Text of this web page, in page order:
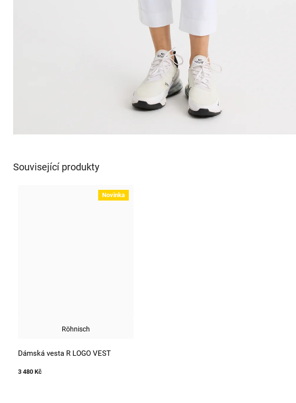
Související produkty
Novinka
Röhnisch
Dámská vesta R LOGO VEST
3 480 Kč